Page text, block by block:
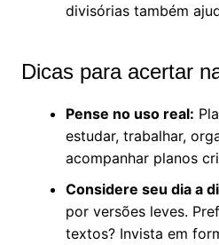
divisórias também
Dicas para acertar
Pense no uso real:
estudar, trabalhar,
acompanhar planos
Considere seu dia a
por versões leves.
textos? Invista em